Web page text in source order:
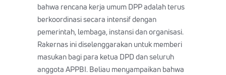
bahwa rencana kerja umum DPP adalah terus
berkoordinasi secara intensif dengan
pemerintah, lembaga, instansi dan organisasi.
Rakernas ini diselenggarakan untuk memberi
masukan bagi para ketua DPD dan seluruh
anggota APPBI. Beliau menyampaikan bahwa